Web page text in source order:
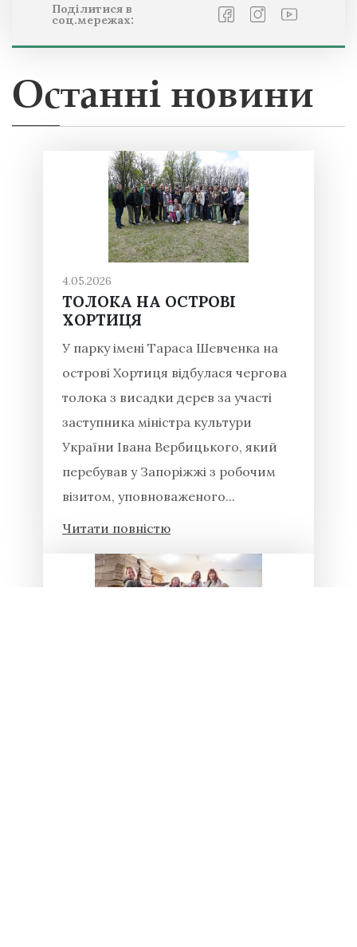
Поділитися в
соц.мережах:
Останні новини
4.05.2026
ТОЛОКА НА ОСТРОВІ
ХОРТИЦЯ
У парку імені Тараса Шевченка на
острові Хортиця відбулася чергова
толока з висадки дерев за участі
заступника міністра культури
України Івана Вербицького, який
перебував у Запоріжжі з робочим
візитом, уповноваженого...
Читати повністю